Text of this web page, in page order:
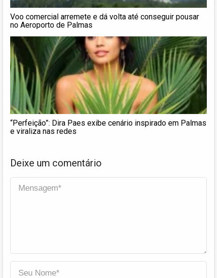
Voo comercial arremete e dá volta até conseguir pousar
no Aeroporto de Palmas
“Perfeição”: Dira Paes exibe cenário inspirado em Palmas
e viraliza nas redes
Deixe um comentário